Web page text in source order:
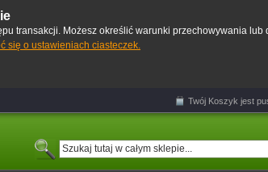
transakcji. Możesz określić warunki przechowywania lub
się o ustawieniach ciasteczek.
Twój Koszyk jest